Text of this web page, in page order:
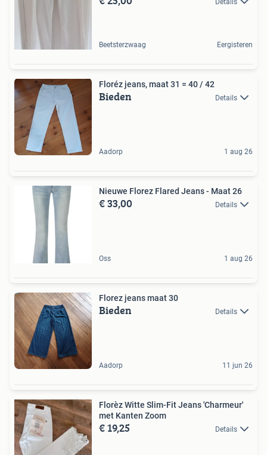
Details
Beetsterzwaag Eergisteren
Floréz jeans, maat 31 = 40 / 42
Bieden Details
Aadorp 1 aug 26
Nieuwe Florez Flared Jeans - Maat 26
€ 33,00 Details
Oss 1 aug 26
Florez jeans maat 30
Bieden Details
Aadorp 11 jun 26
Florèz Witte Slim-Fit Jeans 'Charmeur'
met Kanten Zoom
€ 19,25 Details